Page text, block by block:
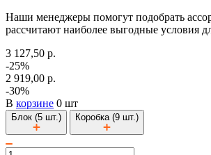
Наши менеджеры помогут подобрать
рассчитают наиболее выгодные условия
3 127,50 р.
-25%
2 919,00 р.
-30%
В корзине 0 шт
Блок (5 шт.) Коробка (9 шт.)